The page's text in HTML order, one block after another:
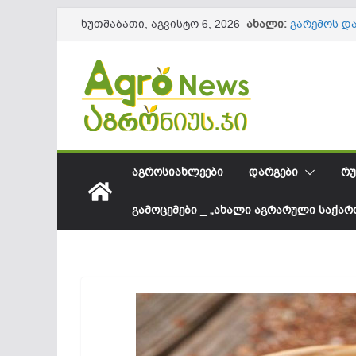
content
ხუთშაბათი, აგვისტო 6, 2026 ახალი: გარემოს
სეზონის
61,8
10
ქვეყანაში
ᲐᲒᲠᲝᲡᲘᲐᲮᲚᲔᲔᲑᲘ ᲓᲐᲠᲒᲔᲑᲘ
ᲒᲐᲛᲝᲪᲔᲛᲔᲑᲘ _ „ᲐᲮᲐᲚᲘ ᲐᲒᲠᲐᲠᲣᲚᲘ